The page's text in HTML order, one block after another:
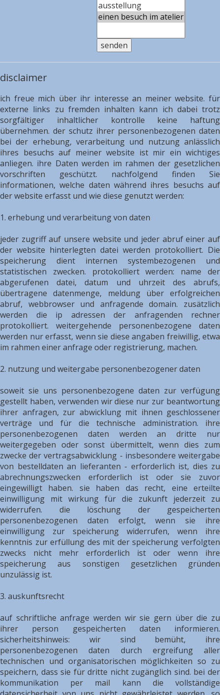
disclaimer
ich freue mich über ihr interesse an meiner website. für
externe links zu fremden inhalten kann ich dabei trotz
sorgfältiger inhaltlicher kontrolle keine haftung
übernehmen. der schutz ihrer personenbezogenen daten
bei der erhebung, verarbeitung und nutzung anlässlich
ihres besuchs auf meiner website ist mir ein wichtiges
anliegen. ihre Daten werden im rahmen der gesetzlichen
vorschriften geschützt. nachfolgend finden Sie
informationen, welche daten während ihres besuchs auf
der website erfasst und wie diese genutzt werden:
1. erhebung und verarbeitung von daten
jeder zugriff auf unsere website und jeder abruf einer auf
der website hinterlegten datei werden protokolliert. Die
speicherung dient internen systembezogenen und
statistischen zwecken. protokolliert werden: name der
abgerufenen datei, datum und uhrzeit des abrufs,
übertragene datenmenge, meldung über erfolgreichen
abruf, webbrowser und anfragende domain. zusätzlich
werden die ip adressen der anfragenden rechner
protokolliert. weitergehende personenbezogene daten
werden nur erfasst, wenn sie diese angaben freiwillig, etwa
im rahmen einer anfrage oder registrierung, machen.
2. nutzung und weitergabe personenbezogener daten
soweit sie uns personenbezogene daten zur verfügung
gestellt haben, verwenden wir diese nur zur beantwortung
ihrer anfragen, zur abwicklung mit ihnen geschlossener
verträge und für die technische administration. ihre
personenbezogenen daten werden an dritte nur
weitergegeben oder sonst übermittelt, wenn dies zum
zwecke der vertragsabwicklung - insbesondere weitergabe
von bestelldaten an lieferanten - erforderlich ist, dies zu
abrechnungszwecken erforderlich ist oder sie zuvor
eingewilligt haben. sie haben das recht, eine erteilte
einwilligung mit wirkung für die zukunft jederzeit zu
widerrufen. die löschung der gespeicherten
personenbezogenen daten erfolgt, wenn sie ihre
einwilligung zur speicherung widerrufen, wenn ihre
kenntnis zur erfüllung des mit der speicherung verfolgten
zwecks nicht mehr erforderlich ist oder wenn ihre
speicherung aus sonstigen gesetzlichen gründen
unzulässig ist.
3. auskunftsrecht
auf schriftliche anfrage werden wir sie gern über die zu
ihrer person gespeicherten daten informieren.
sicherheitshinweis: wir sind bemüht, ihre
personenbezogenen daten durch ergreifung aller
technischen und organisatorischen möglichkeiten so zu
speichern, dass sie für dritte nicht zugänglich sind. bei der
kommunikation per mail kann die vollständige